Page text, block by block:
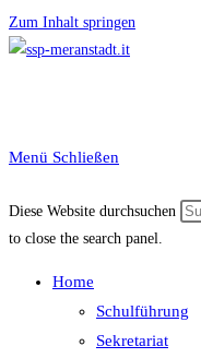
Zum Inhalt springen
Menü Schließen
Diese Website durchsuchen
to close the search panel.
Home
Schulführung
Sekretariat